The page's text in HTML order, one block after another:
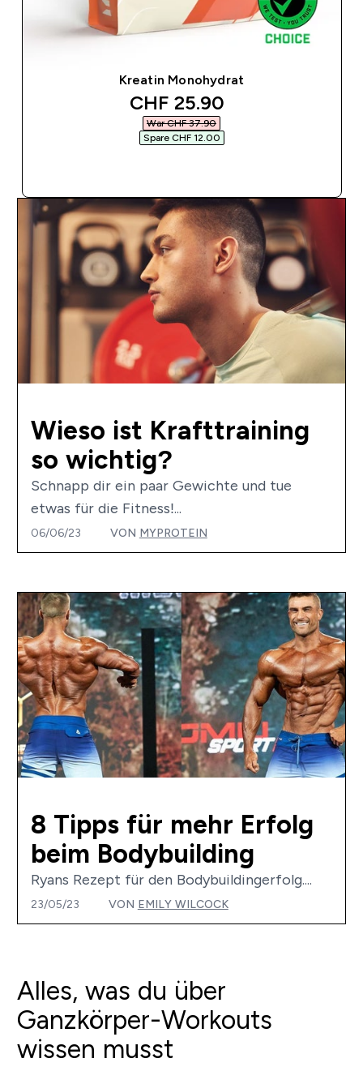
Kreatin Monohydrat
discounted price
CHF 25.90‎
War CHF 37.90‎
Spare CHF 12.00‎
Wieso ist Krafttraining
so wichtig?
Schnapp dir ein paar Gewichte und tue
etwas für die Fitness!...
06/06/23 VON MYPROTEIN
8 Tipps für mehr Erfolg
beim Bodybuilding
Ryans Rezept für den Bodybuildingerfolg....
23/05/23 VON EMILY WILCOCK
Alles, was du über
Ganzkörper-Workouts
wissen musst